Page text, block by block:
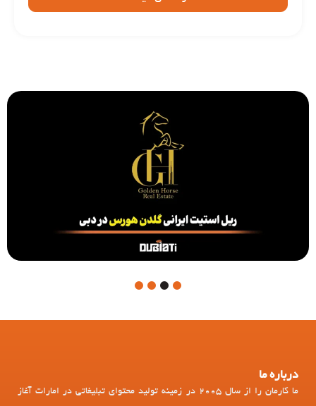
1
درباره ما
ما کارمان را از سال 2005 در زمینه تولید محتوای تبلیغاتی در امارات آغاز